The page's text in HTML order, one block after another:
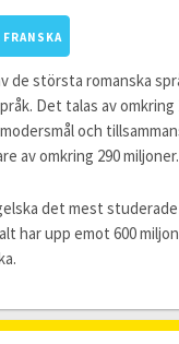
de största romanska
Det talas av omkring
och
av omkring 290 miljoner.
det mest
har upp emot 600